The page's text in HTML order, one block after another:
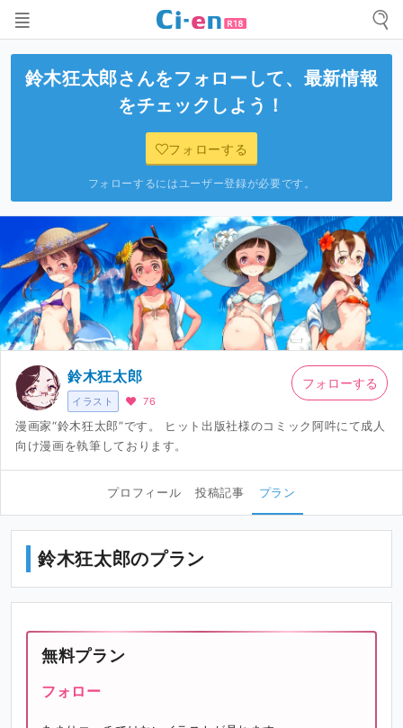
鈴木狂太郎さんをフォローして、最新情報
をチェックしよう！
フォローする
フォローするにはユーザー登録が必要です。
イラスト
鈴木狂太郎
76
漫画家“鈴木狂太郎”です。 ヒット出版社様のコミック阿吽にて成人
向け漫画を執筆しております。
フォローする
プロフィール 投稿記事 プラン
鈴木狂太郎のプラン
無料プラン
フォロー